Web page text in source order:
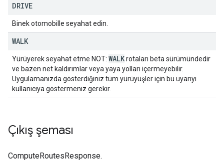
DRIVE
Binek otomobille seyahat edin.
WALK
Yürüyerek seyahat etme NOT: WALKrotaları beta sürümündedir
ve bazen net kaldırımlar veya yaya yolları içermeyebilir.
Uygulamanızda gösterdiğiniz tüm yürüyüşler için bu uyarıyı
kullanıcıya göstermeniz gerekir.
Çıkış şeması
ComputeRoutesResponse.